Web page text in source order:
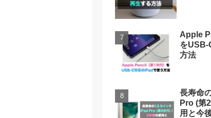
Apple
をUSB-
方法
長寿命
Pro (第
用と今